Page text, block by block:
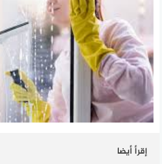
إقرأ أيضا